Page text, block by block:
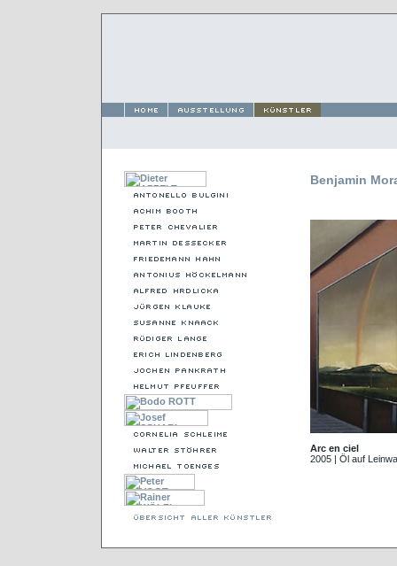
Benjamin
Arc en ciel
2005 | Öl auf